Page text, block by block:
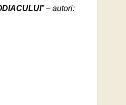
” – autori: